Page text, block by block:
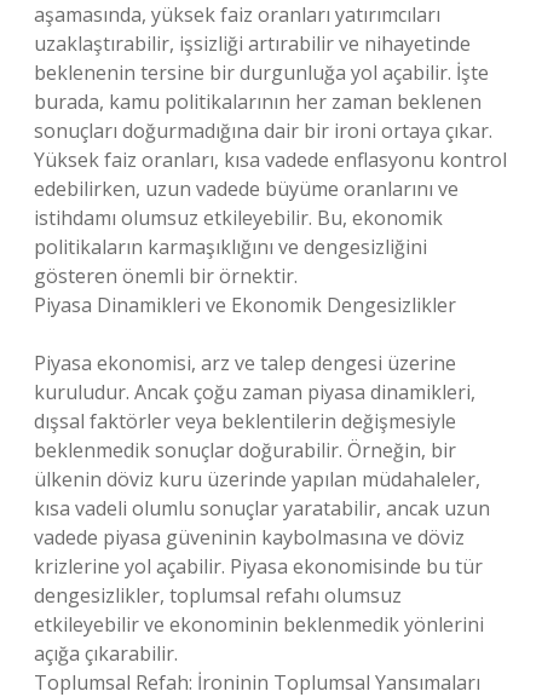
aşamasında, yüksek faiz oranları yatırımcıları
uzaklaştırabilir, işsizliği artırabilir ve nihayetinde
beklenenin tersine bir durgunluğa yol açabilir. İşte
burada, kamu politikalarının her zaman beklenen
sonuçları doğurmadığına dair bir ironi ortaya çıkar.
Yüksek faiz oranları, kısa vadede enflasyonu kontrol
edebilirken, uzun vadede büyüme oranlarını ve
istihdamı olumsuz etkileyebilir. Bu, ekonomik
politikaların karmaşıklığını ve dengesizliğini
gösteren önemli bir örnektir.
Piyasa Dinamikleri ve Ekonomik Dengesizlikler
Piyasa ekonomisi, arz ve talep dengesi üzerine
kuruludur. Ancak çoğu zaman piyasa dinamikleri,
dışsal faktörler veya beklentilerin değişmesiyle
beklenmedik sonuçlar doğurabilir. Örneğin, bir
ülkenin döviz kuru üzerinde yapılan müdahaleler,
kısa vadeli olumlu sonuçlar yaratabilir, ancak uzun
vadede piyasa güveninin kaybolmasına ve döviz
krizlerine yol açabilir. Piyasa ekonomisinde bu tür
dengesizlikler, toplumsal refahı olumsuz
etkileyebilir ve ekonominin beklenmedik yönlerini
açığa çıkarabilir.
Toplumsal Refah: İroninin Toplumsal Yansımaları